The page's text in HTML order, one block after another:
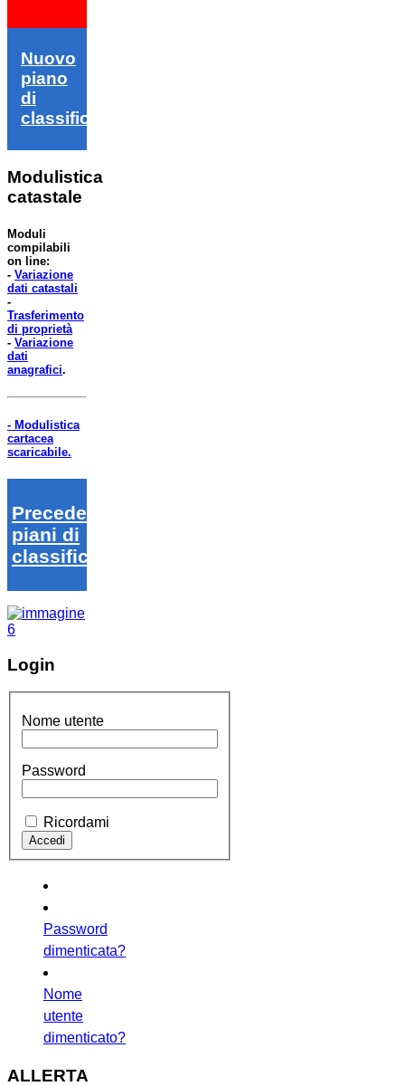
Nuovo
piano
di
classifica
Modulistica
catastale
Moduli
compilabili
on line:
- Variazione
dati catastali
-
Trasferimento
di proprietà
- Variazione
dati
anagrafici.
- Modulistica
cartacea
scaricabile.
Precedenti
piani di
classifica
Login
Nome utente
Password
Ricordami
Password
dimenticata?
Nome
utente
dimenticato?
ALLERTA